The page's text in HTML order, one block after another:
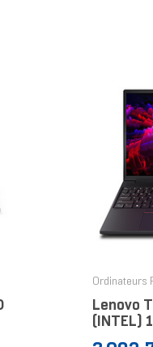
Ordinateurs
Lenovo
(INTEL)
32 Go